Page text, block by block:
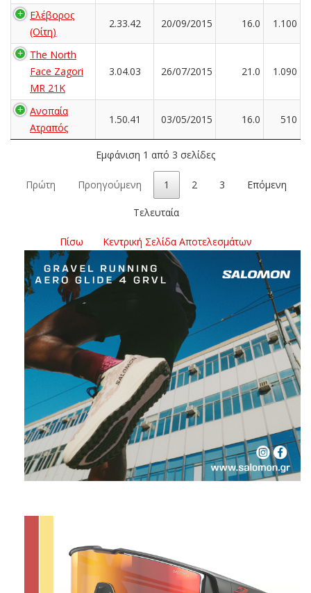
Ελέβορος
(Οίτη)
2.33.42 20/09/2015 16.0 1.100
The North
Face Zagori
MR 21K
3.04.03 26/07/2015 21.0 1.090
Ανοπαία
Ατραπός
1.50.41 03/05/2015 16.0 510
Εμφάνιση 1 από 3 σελίδες
Πρώτη Προηγούμενη 1 2 3 Επόμενη
Τελευταία
Πίσω Κεντρική Σελίδα Αποτελεσμάτων